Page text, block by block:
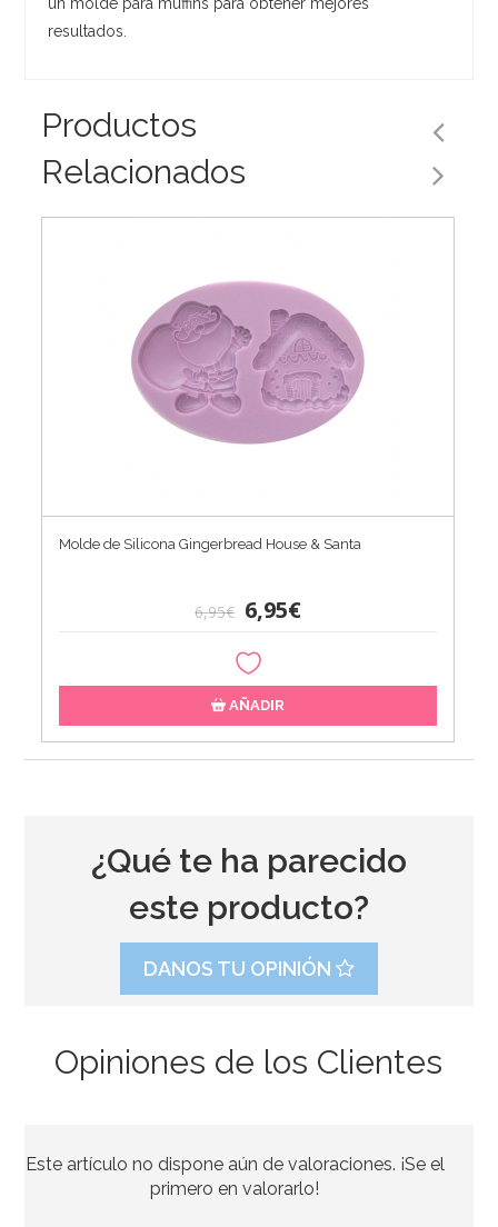
resultados.
Productos
Relacionados
Molde de Silicona Gingerbread House & Santa
6,95€ 6,95€
AÑADIR
7,95€
¿Qué te ha parecido
este producto?
DANOS TU OPINIÓN
Opiniones de los Clientes
Este artículo no dispone aún de valoraciones. ¡Se el
primero en valorarlo!